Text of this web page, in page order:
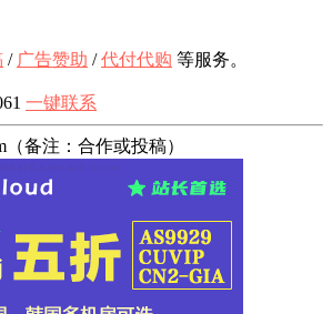
/ 广告赞助 /代付代购 等服务。
一键联系
（备注：合作或投稿）